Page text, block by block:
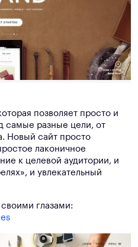
позволяет просто и
самые разные цели, от
Новый сайт просто
лаконичное
к целевой аудитории, и
и увлекательный
глазами: